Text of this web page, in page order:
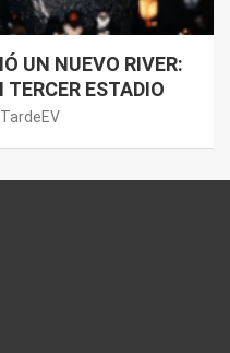
UN NUEVO RIVER:
TERCER ESTADIO